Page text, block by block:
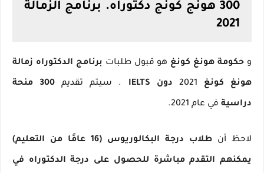
300 هونج كونج دكتوراه.
برنامج الزمالة
2021
و حكومة هونغ كونغ هو قبول طلبات برنامج الدكتوراه زمالة
هونغ كونغ دون IELTS . سيتم تقديم 300 منحة
دراسية في عام 2021.
لاحظ أن طلاب درجة البكالوريوس (16 عامًا من التعليم)
يمكنهم التقدم مباشرة للحصول على درجة الدكتوراه في